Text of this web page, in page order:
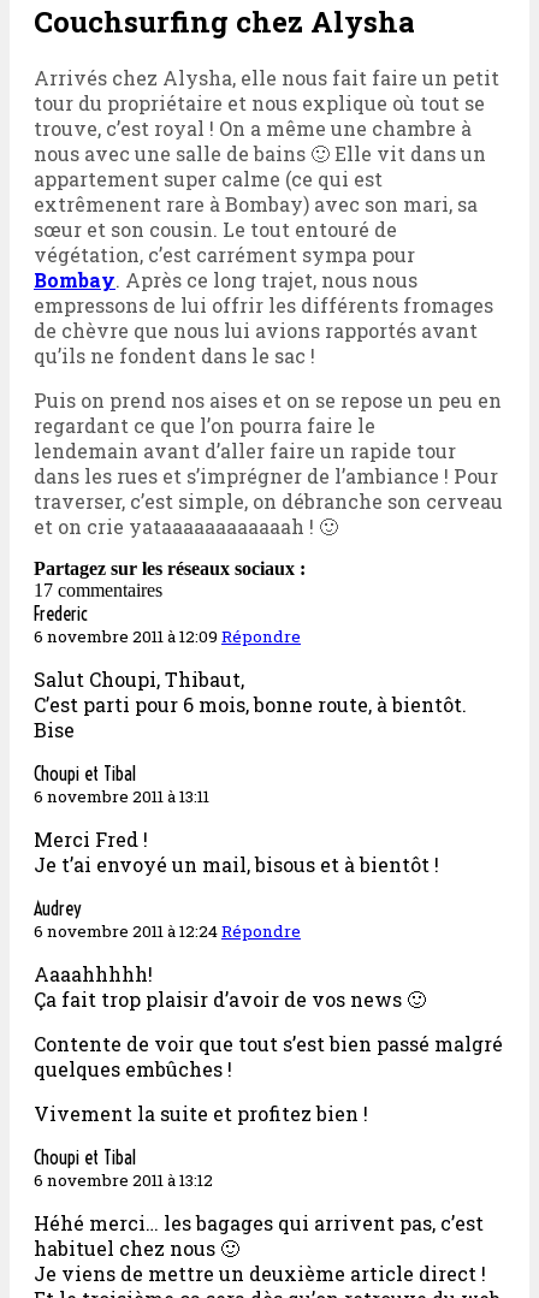
Couchsurfing chez Alysha
Arrivés chez Alysha, elle nous fait faire un petit
tour du propriétaire et nous explique où tout se
trouve, c’est royal ! On a même une chambre à
nous avec une salle de bains 🙂 Elle vit dans un
appartement super calme (ce qui est
extrêmenent rare à Bombay) avec son mari, sa
sœur et son cousin. Le tout entouré de
végétation, c’est carrément sympa pour
Bombay. Après ce long trajet, nous nous
empressons de lui offrir les différents fromages
de chèvre que nous lui avions rapportés avant
qu’ils ne fondent dans le sac !
Puis on prend nos aises et on se repose un peu en
regardant ce que l’on pourra faire le
lendemain avant d’aller faire un rapide tour
dans les rues et s’imprégner de l’ambiance ! Pour
traverser, c’est simple, on débranche son cerveau
et on crie yataaaaaaaaaaaah ! 🙂
Partagez sur les réseaux sociaux :
17 commentaires
Frederic
6 novembre 2011 à 12:09 Répondre
Salut Choupi, Thibaut,
C’est parti pour 6 mois, bonne route, à bientôt.
Bise
Choupi et Tibal
6 novembre 2011 à 13:11
Merci Fred !
Je t’ai envoyé un mail, bisous et à bientôt !
Audrey
6 novembre 2011 à 12:24Répondre
Aaaahhhhh!
Ça fait trop plaisir d’avoir de vos news 🙂
Contente de voir que tout s’est bien passé malgré
quelques embûches !
Vivement la suite et profitez bien !
Choupi et Tibal
6 novembre 2011 à 13:12
Héhé merci… les bagages qui arrivent pas, c’est
habituel chez nous 🙂
Je viens de mettre un deuxième article direct !